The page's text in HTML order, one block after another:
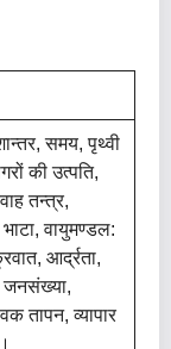
समय, पृथ्वी
की उत्पति,
तन्त्र,
वायुमण्डल:
आर्द्रता,
जनसंख्या,
तापन, व्यापार